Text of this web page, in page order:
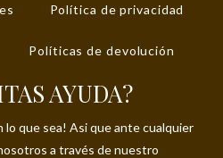
Política de privacidad
Políticas de devolución
AYUDA?
lo que sea! Asi que ante cualquier
a través de nuestro